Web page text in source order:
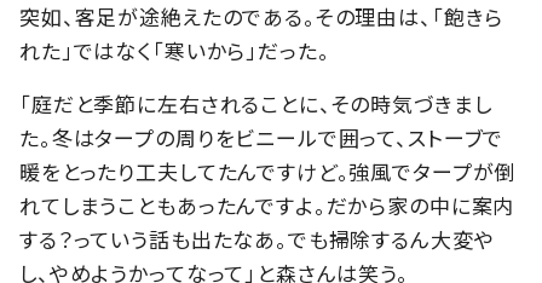
突如、客足が途絶えたのである。その理由は、「飽きら
れた」ではなく「寒いから」だった。
「庭だと季節に左右されることに、その時気づきまし
た。冬はタープの周りをビニールで囲って、ストーブで
暖をとったり工夫してたんですけど。強風でタープが倒
れてしまうこともあったんですよ。だから家の中に案内
する？っていう話も出たなあ。でも掃除するん大変や
し、やめようかってなって」と森さんは笑う。